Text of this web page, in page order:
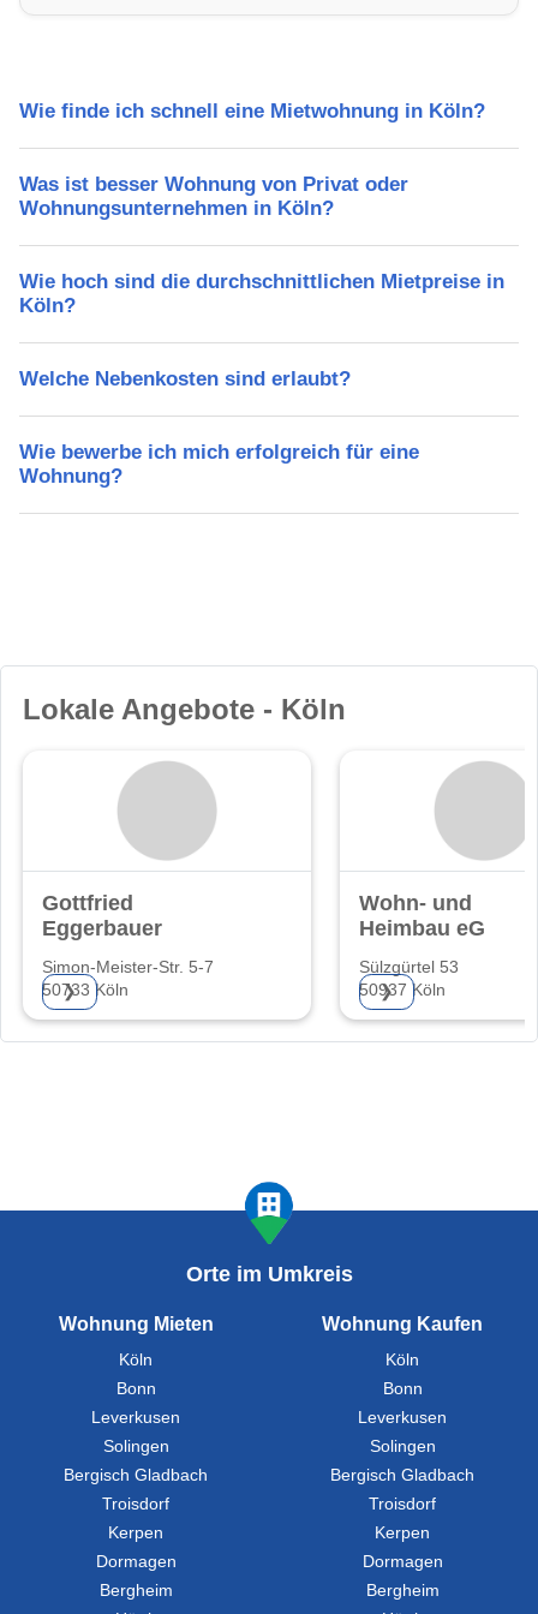
Wie finde ich schnell eine Mietwohnung in Köln?
Was ist besser Wohnung von Privat oder
Wohnungsunternehmen in Köln?
Wie hoch sind die durchschnittlichen Mietpreise in
Köln?
Welche Nebenkosten sind erlaubt?
Wie bewerbe ich mich erfolgreich für eine
Wohnung?
Lokale Angebote - Köln
Gottfried
Eggerbauer
Simon-Meister-Str. 5-7
50733 Köln
❯
Wohn- und
Heimbau eG
Sülzgürtel 53
50937 Köln
❯
Orte im Umkreis
Wohnung Mieten
Köln
Bonn
Leverkusen
Solingen
Bergisch Gladbach
Troisdorf
Kerpen
Dormagen
Bergheim
Wohnung Kaufen
Köln
Bonn
Leverkusen
Solingen
Bergisch Gladbach
Troisdorf
Kerpen
Dormagen
Bergheim